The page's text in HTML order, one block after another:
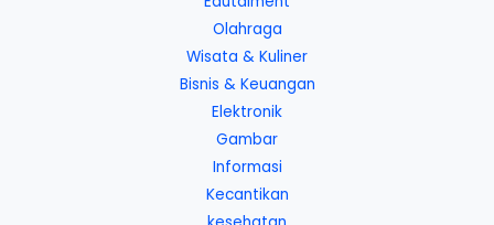
Olahraga
Wisata & Kuliner
Bisnis & Keuangan
Elektronik
Gambar
Informasi
Kecantikan